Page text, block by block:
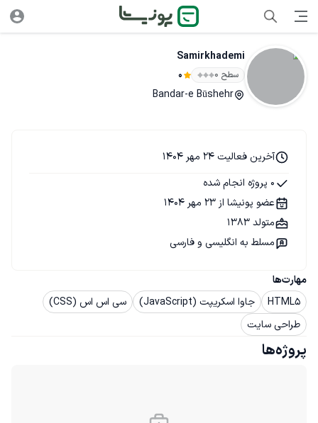
Samirkhademi
سطح ۰ 0
Bandar-e Būshehr
مهارت‌ها
HTML5
جاوا اسکریپت (JavaScript)
سی اس اس (CSS)
طراحی سایت
آخرین فعالیت 24 مهر 1404
0 پروژه انجام شده
عضو پونیشا از 23 مهر 1404
متولد 1383
مسلط به انگلیسی و فارسی
پروژه‌ها